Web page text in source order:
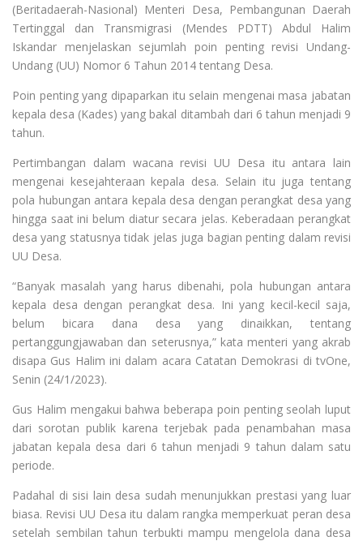
(Beritadaerah-Nasional) Menteri Desa, Pembangunan Daerah
Tertinggal dan Transmigrasi (Mendes PDTT) Abdul Halim
Iskandar menjelaskan sejumlah poin penting revisi Undang-
Undang (UU) Nomor 6 Tahun 2014 tentang Desa.
Poin penting yang dipaparkan itu selain mengenai masa jabatan
kepala desa (Kades) yang bakal ditambah dari 6 tahun menjadi 9
tahun.
Pertimbangan dalam wacana revisi UU Desa itu antara lain
mengenai kesejahteraan kepala desa. Selain itu juga tentang
pola hubungan antara kepala desa dengan perangkat desa yang
hingga saat ini belum diatur secara jelas. Keberadaan perangkat
desa yang statusnya tidak jelas juga bagian penting dalam revisi
UU Desa.
“Banyak masalah yang harus dibenahi, pola hubungan antara
kepala desa dengan perangkat desa. Ini yang kecil-kecil saja,
belum bicara dana desa yang dinaikkan, tentang
pertanggungjawaban dan seterusnya,” kata menteri yang akrab
disapa Gus Halim ini dalam acara Catatan Demokrasi di tvOne,
Senin (24/1/2023).
Gus Halim mengakui bahwa beberapa poin penting seolah luput
dari sorotan publik karena terjebak pada penambahan masa
jabatan kepala desa dari 6 tahun menjadi 9 tahun dalam satu
periode.
Padahal di sisi lain desa sudah menunjukkan prestasi yang luar
biasa. Revisi UU Desa itu dalam rangka memperkuat peran desa
setelah sembilan tahun terbukti mampu mengelola dana desa